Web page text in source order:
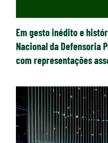
Em gesto inédito e
Nacional da Defensoria
com representações